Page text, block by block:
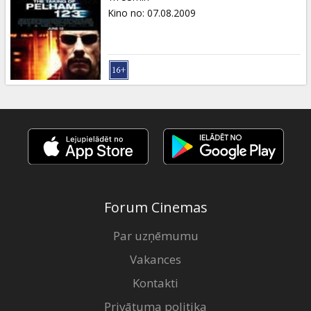
Kino no: 07.08.2009
Forum Cinemas
Par uzņēmumu
Vakances
Kontakti
Privātuma politika